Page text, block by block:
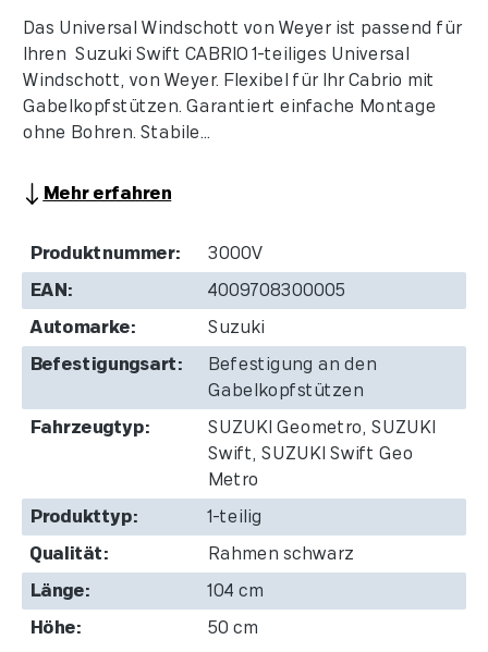
Das Universal Windschott von Weyer ist passend für
Ihren Suzuki Swift CABRIO 1-teiliges Universal
Windschott, von Weyer. Flexibel für Ihr Cabrio mit
Gabelkopfstützen. Garantiert einfache Montage
ohne Bohren. Stabile...
Mehr erfahren
Produktnummer: 3000V
EAN: 4009708300005
Automarke: Suzuki
Befestigungsart:
Befestigung an den
Gabelkopfstützen
Fahrzeugtyp:
SUZUKI Geometro, SUZUKI
Swift, SUZUKI Swift Geo
Metro
Produkttyp: 1-teilig
Qualität: Rahmen schwarz
Länge: 104 cm
Höhe: 50 cm